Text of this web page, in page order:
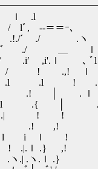
ｌ .l ! .
! / lﾞ, -‐＝
.!./´ ./ .
/゛ ./
,i'.ｌ ､
! .,! ｌ
.l ! ..ｌ,
.! │ . ｌ
. ｌ ..ｌ
! ! .ｌ,
,! . ｌ
ｌ ! ｌ
.｝ ,!
.ヽ.ｌ .